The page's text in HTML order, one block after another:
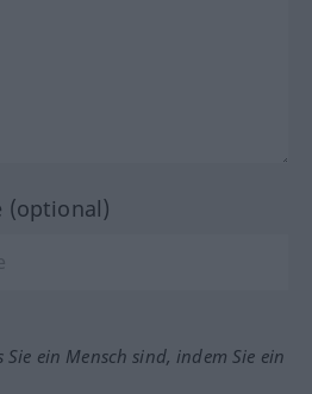
(optional)
ein Mensch sind, indem Sie ein